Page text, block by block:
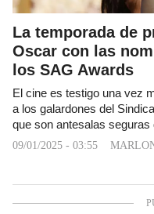
La temporada de
Oscar con las
los SAG Awards
El cine es testigo una vez
a los galardones del
que son antesalas
09/01/2025 - 03:55